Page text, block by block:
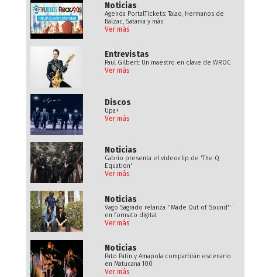
Noticias
Agenda PortalTickets: Talao, Hermanos de
Balzac, Satania y más
Ver más
Entrevistas
Paul Gilbert: Un maestro en clave de WROC
Ver más
Discos
Upa+
Ver más
Noticias
Cabrio presenta el videoclip de 'The Q
Equation'
Ver más
Noticias
Vago Sagrado relanza ''Made Out of Sound''
en formato digital
Ver más
Noticias
Pato Patín y Amapola compartirán escenario
en Matucana 100
Ver más